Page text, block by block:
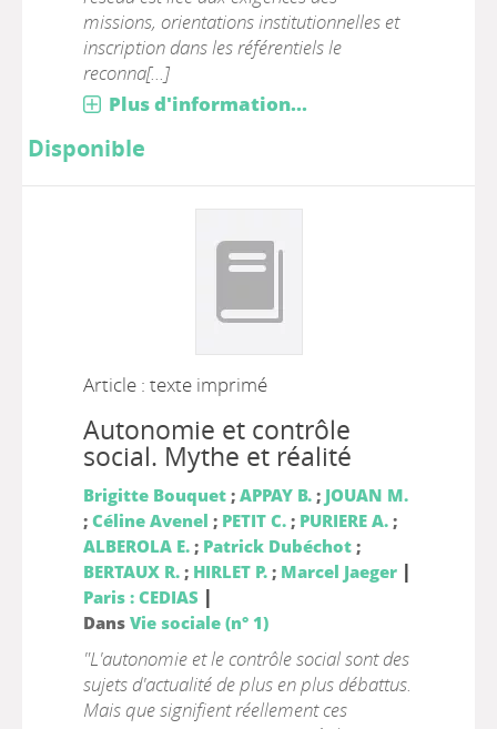
missions, orientations institutionnelles et
inscription dans les référentiels le
reconna[...]
Plus d'information...
Disponible
Article : texte imprimé
Autonomie et contrôle
social. Mythe et réalité
Brigitte Bouquet; APPAY B.; JOUAN M.
; Céline Avenel ; PETIT C.; PURIERE A.;
ALBEROLA E.; Patrick Dubéchot;
BERTAUX R.; HIRLET P.; Marcel Jaeger |
Paris : CEDIAS |
Dans Vie sociale (n° 1)
"L'autonomie et le contrôle social sont des
sujets d'actualité de plus en plus débattus.
Mais que signifient réellement ces